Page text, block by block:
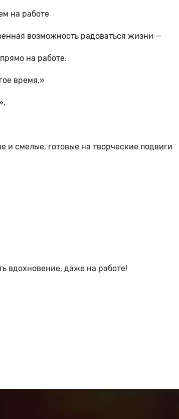
на работе
возможность радоваться жизни —
на работе.
время.»
смелые, готовые на творческие подвиги
вдохновение, даже на работе!